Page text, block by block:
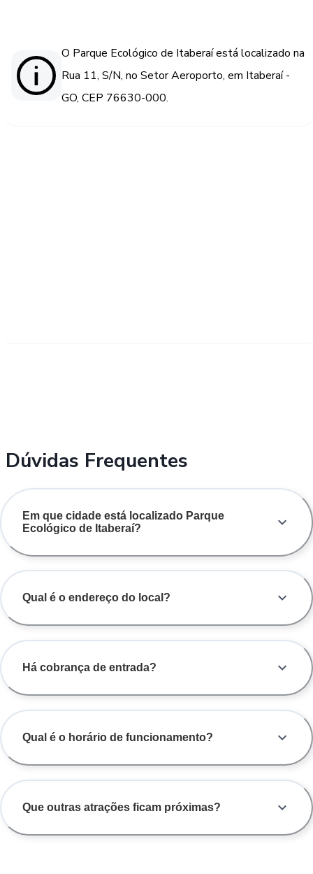
O Parque Ecológico de Itaberaí está localizado na
Rua 11, S/N, no Setor Aeroporto, em Itaberaí -
GO, CEP 76630-000.
Dúvidas Frequentes
Em que cidade está localizado Parque
Ecológico de Itaberaí?
Qual é o endereço do local?
Há cobrança de entrada?
Qual é o horário de funcionamento?
Que outras atrações ficam próximas?